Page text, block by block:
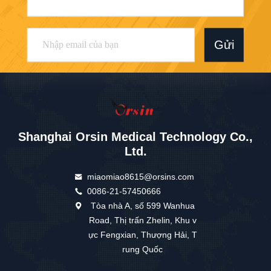
Gửi
Shanghai Orsin Medical Technology Co.,
Ltd.
miaomiao8615@orsins.com
0086-21-57450666
Tòa nhà A, số 599 Wanhua
Road, Thị trấn Zhelin, Khu v
ực Fengxian, Thượng Hải, T
rung Quốc